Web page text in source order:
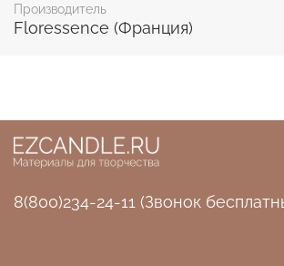
Производитель
Floressence (Франция)
8(800)234-24-11 (Звонок